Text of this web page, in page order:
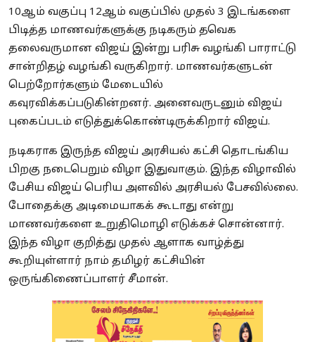
10ஆம் வகுப்பு 12ஆம் வகுப்பில் முதல் 3 இடங்களை
பிடித்த மாணவர்களுக்கு நடிகரும் தவெக
தலைவருமான விஜய் இன்று பரிசு வழங்கி பாராட்டு
சான்றிதழ் வழங்கி வருகிறார். மாணவர்களுடன்
பெற்றோர்களும் மேடையில்
கவுரவிக்கப்படுகின்றனர். அனைவருடனும் விஜய்
புகைப்படம் எடுத்துக்கொண்டிருக்கிறார் விஜய்.
நடிகராக இருந்த விஜய் அரசியல் கட்சி தொடங்கிய
பிறகு நடைபெறும் விழா இதுவாகும். இந்த விழாவில்
பேசிய விஜய் பெரிய அளவில் அரசியல் பேசவில்லை.
போதைக்கு அடிமையாகக் கூடாது என்று
மாணவர்களை உறுதிமொழி எடுக்கச் சொன்னார்.
இந்த விழா குறித்து முதல் ஆளாக வாழ்த்து
கூறியுள்ளார் நாம் தமிழர் கட்சியின்
ஒருங்கிணைப்பாளர் சீமான்.